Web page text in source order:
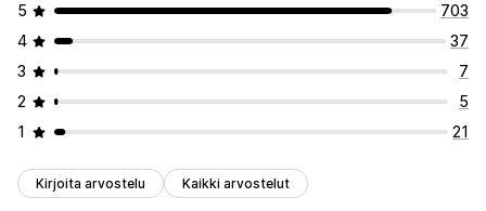
5
703
4
37
3
7
2
5
1
21
Kirjoita arvostelu Kaikki arvostelut